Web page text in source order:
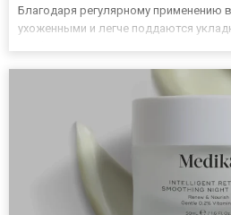
Благодаря регулярному применению
ухоженными и легче поддаются